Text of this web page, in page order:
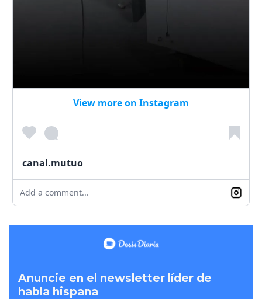
View more on Instagram
canal.mutuo
Add a comment...
Anuncie en el newsletter líder de
habla hispana